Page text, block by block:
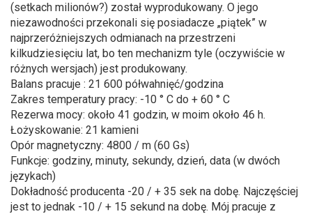
(setkach milionów?) został wyprodukowany. O jego
niezawodności przekonali się posiadacze „piątek” w
najprzeróżniejszych odmianach na przestrzeni
kilkudziesięciu lat, bo ten mechanizm tyle (oczywiście w
różnych wersjach) jest produkowany.
Balans pracuje : 21 600 półwahnięć/godzina
Zakres temperatury pracy: -10 ° C do + 60 ° C
Rezerwa mocy: około 41 godzin, w moim około 46 h.
Łożyskowanie: 21 kamieni
Opór magnetyczny: 4800 / m (60 Gs)
Funkcje: godziny, minuty, sekundy, dzień, data (w dwóch
językach)
Dokładność producenta -20 / + 35 sek na dobę. Najczęściej
jest to jednak -10 / + 15 sekund na dobę. Mój pracuje z